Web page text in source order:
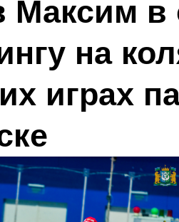
Максим в
на
играх